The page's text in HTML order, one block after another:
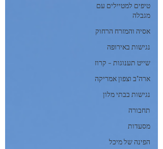
טיפים למטיילים עם
מגבלה
אסיה והמזרח הרחוק
נגישות באירופה
שייט תענוגות - קרוז
ארה"ב וצפון אמריקה
נגישות בבתי מלון
תחבורה
מסעדות
הפינה של מיכל